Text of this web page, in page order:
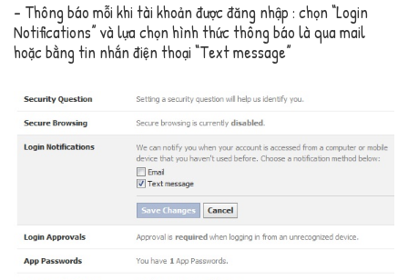
– Thông báo mỗi khi tài khoản được đăng nhập : chọn “Login
Notifications” và lựa chọn hình thức thông báo là qua mail
hoặc bằng tin nhắn điện thoại “Text message”